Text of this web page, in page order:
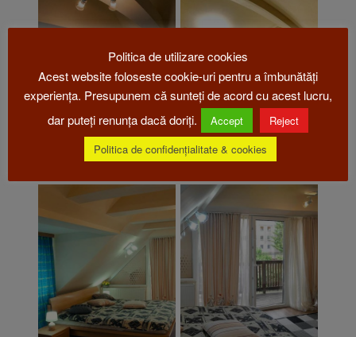
Politica de utilizare cookies
Acest website foloseste cookie-uri pentru a îmbunătăți
experiența. Presupunem că sunteți de acord cu acest lucru,
dar puteți renunța dacă doriți.
Accept
Reject
Politica de confidențialitate & cookies